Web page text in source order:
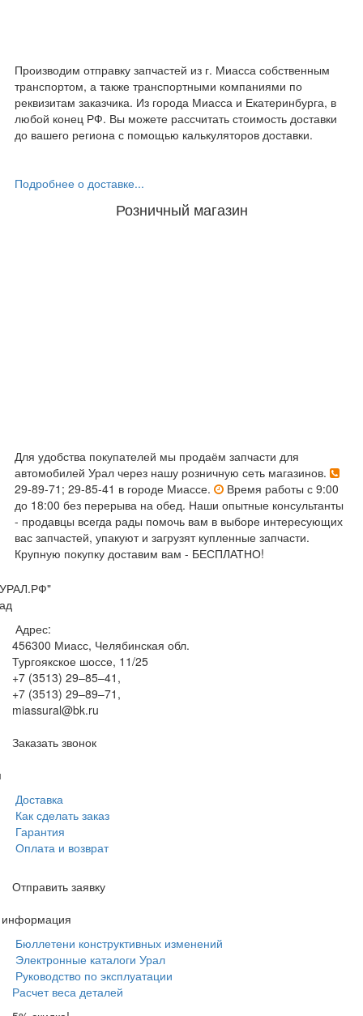
Производим отправку запчастей из г. Миасса собственным
транспортом, а также транспортными компаниями по
реквизитам заказчика. Из города Миасса и Екатеринбурга, в
любой конец РФ. Вы можете рассчитать стоимость доставки
до вашего региона с помощью калькуляторов доставки.
Подробнее о доставке...
Розничный магазин
Для удобства покупателей мы продаём запчасти для
автомобилей Урал через нашу розничную сеть магазинов.
29-89-71; 29-85-41 в городе Миассе.
Время работы с 9:00
до 18:00 без перерыва на обед. Наши опытные консультанты
- продавцы всегда рады помочь вам в выборе интересующих
вас запчастей, упакуют и загрузят купленные запчасти.
Крупную покупку доставим вам - БЕСПЛАТНО!
Адрес:
456300 Миасс, Челябинская обл.
Тургоякское шоссе, 11/25
+7 (3513) 29–85–41 ,
+7 (3513) 29–89–71 ,
miassural@bk.ru
Заказать звонок
Доставка
Как сделать заказ
Гарантия
Оплата и возврат
Отправить заявку
информация
Бюллетени конструктивных изменений
Электронные каталоги Урал
Руководство по эксплуатации
Расчет веса деталей